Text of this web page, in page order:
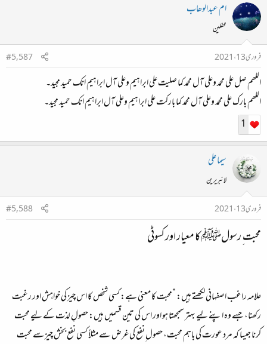
ام عبدالوھاب
محفلین
فروری 13، 2021
#5,587
اللھم صل علی محمد وعلی آل محمد کما صلیت علی ابراہیم وعلی آل ابراہیم انک حمید مجید۔
اللھم بارک علی محمد وعلی آل محمد کما بارکت علی ابراہیم وعلی آل ابراہیم انک حمید مجید۔
1
سیما علی
لائبریرین
فروری 13، 2021
#5,588
محبت ِ رسولﷺ کا معیار اور کسوٹی
علامہ راغب اصفہانی لکھتے ہیں: ”محبت کا معنی ہے: کسی شخص کا اس چیز کی خواہش اور رغبت
رکھنا، جسے وہ اپنے لیے بہتر سمجھتا ہو اور اس کی تین قسمیں ہیں: حصولِ لذت کے لیے محبت
کرنا جیسا کہ مرد عورت کی باہم محبت، حصول ِنفع کی غرض سے مثلاً کسی نفع بخش چیزسے محبت